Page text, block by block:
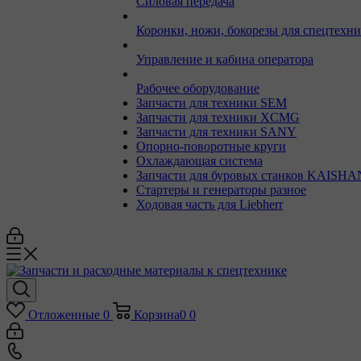
Коронки, ножи, бокорезы для
Управление и кабина оператора
Рабочее оборудование
Запчасти для техники SEM
Запчасти для техники XCMG
Запчасти для техники SANY
Опорно-поворотные круги
Охлаждающая система
Запчасти для буровых станков
Стартеры и генераторы разное
Ходовая часть для Liebherr
Отложенные 0 Корзина0 0